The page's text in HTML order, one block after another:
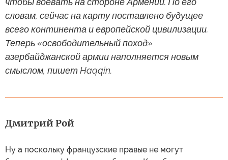
словам, сейчас на карту поставлено будущее
всего континента и европейской цивилизации.
Теперь «освободительный поход»
азербайджанской армии наполняется новым
смыслом, пишет Haqqin.
Дмитрий Рой
Ну а поскольку французские правые не могут